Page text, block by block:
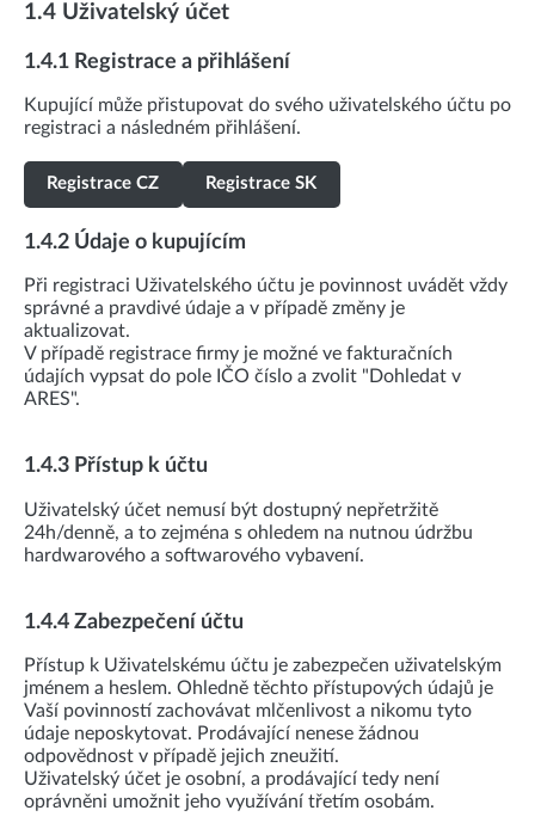
1.4 Uživatelský účet
1.4.1 Registrace a přihlášení
Kupující může přistupovat do svého uživatelského účtu po
registraci a následném přihlášení.
Registrace CZ Registrace SK
1.4.2 Údaje o kupujícím
Při registraci Uživatelského účtu je povinnost uvádět vždy
správné a pravdivé údaje a v případě změny je
aktualizovat.
V případě registrace firmy je možné ve fakturačních
údajích vypsat do pole IČO číslo a zvolit "Dohledat v
ARES".
1.4.3 Přístup k účtu
Uživatelský účet nemusí být dostupný nepřetržitě
24h/denně, a to zejména s ohledem na nutnou údržbu
hardwarového a softwarového vybavení.
1.4.4 Zabezpečení účtu
Přístup k Uživatelskému účtu je zabezpečen uživatelským
jménem a heslem. Ohledně těchto přístupových údajů je
Vaší povinností zachovávat mlčenlivost a nikomu tyto
údaje neposkytovat. Prodávající nenese žádnou
odpovědnost v případě jejich zneužití.
Uživatelský účet je osobní, a prodávající tedy není
oprávněni umožnit jeho využívání třetím osobám.